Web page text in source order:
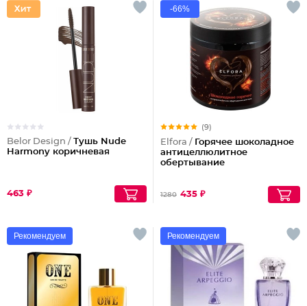
Belor Design / Тушь Nude
Harmony коричневая
463 ₽
-66%
(9)
Elfora / Горячее шоколадное
антицеллюлитное
обертывание
1280 435 ₽
Рекомендуем Рекомендуем